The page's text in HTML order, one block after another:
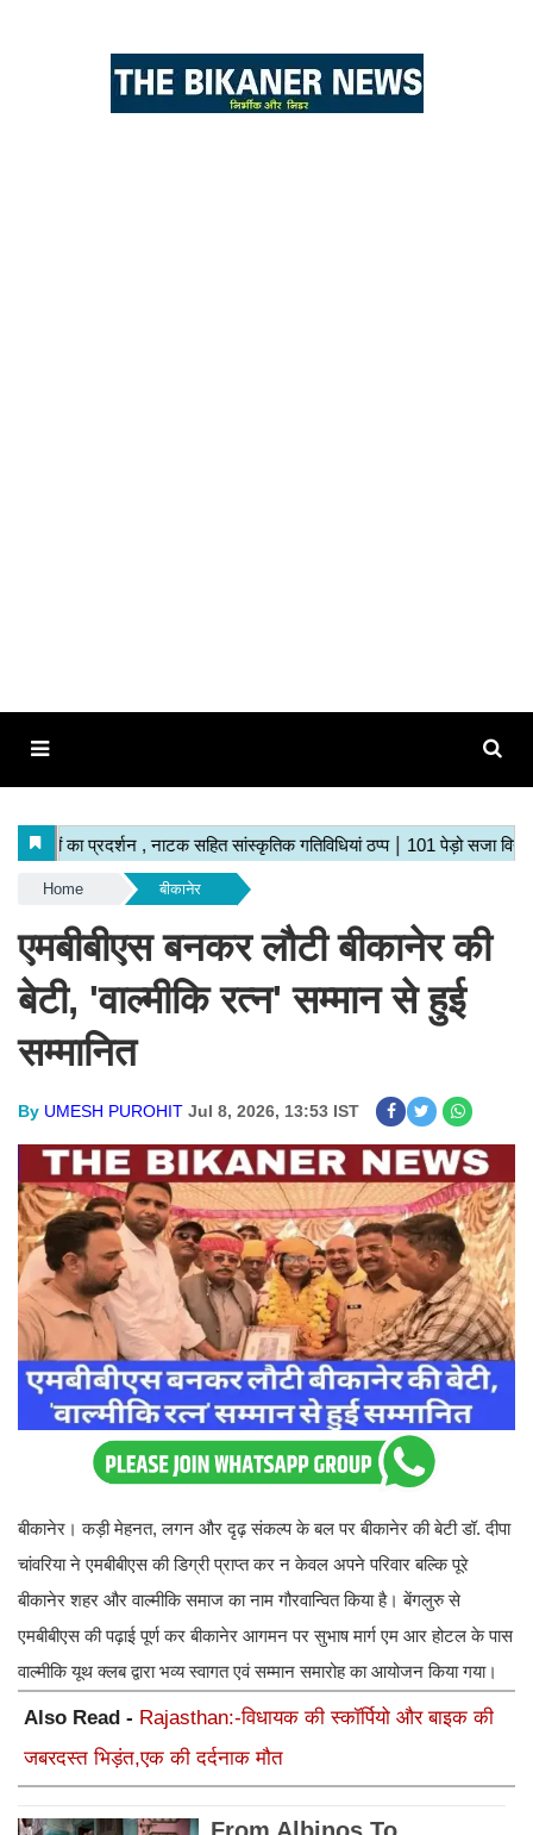
Home बीकानेर
एमबीबीएस बनकर लौटी बीकानेर की
बेटी, 'वाल्मीकि रत्न' सम्मान से हुई
सम्मानित
By UMESH PUROHIT Jul 8, 2026, 13:53 IST
बीकानेर। कड़ी मेहनत, लगन और दृढ़ संकल्प के बल पर बीकानेर की बेटी डॉ. दीपा
चांवरिया ने एमबीबीएस की डिग्री प्राप्त कर न केवल अपने परिवार बल्कि पूरे
बीकानेर शहर और वाल्मीकि समाज का नाम गौरवान्वित किया है। बेंगलुरु से
एमबीबीएस की पढ़ाई पूर्ण कर बीकानेर आगमन पर सुभाष मार्ग एम आर होटल के पास
वाल्मीकि यूथ क्लब द्वारा भव्य स्वागत एवं सम्मान समारोह का आयोजन किया गया।
Also Read - Rajasthan:-विधायक की स्कॉर्पियो और बाइक की
जबरदस्त भिड़ंत,एक की दर्दनाक मौत